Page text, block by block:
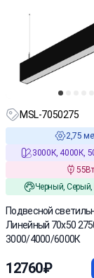
MSL-7050275
2,75
3000К, 4000К,
55Вт
Черный, Серый,
Подвесной
Линейный 70х50
3000/4000/6000К
12760₽